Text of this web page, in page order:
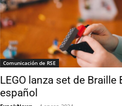
Comunicación de RSE
LEGO lanza set de Braille
español